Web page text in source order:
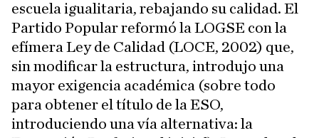
escuela igualitaria, rebajando su calidad. El
Partido Popular reformó la LOGSE con la
efímera Ley de Calidad (LOCE, 2002) que,
sin modificar la estructura, introdujo una
mayor exigencia académica (sobre todo
para obtener el título de la ESO,
introduciendo una vía alternativa: la